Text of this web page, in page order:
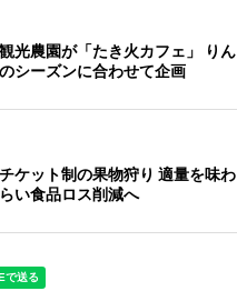
光農園が「たき火カフェ」 りん
シーズンに合わせて企画
ケット制の果物狩り 適量を味わ
い食品ロス削減へ